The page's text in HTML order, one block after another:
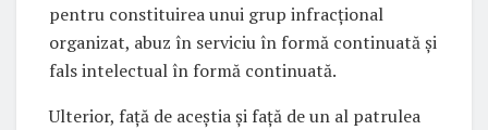
pentru constituirea unui grup infracțional
organizat, abuz în serviciu în formă continuată și
fals intelectual în formă continuată.
Ulterior, față de aceștia și față de un al patrulea